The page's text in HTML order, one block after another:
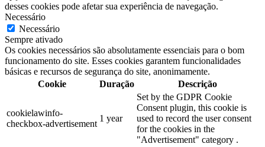
desses cookies pode afetar sua experiência de navegação.
Necessário
Necessário
Sempre ativado
Os cookies necessários são absolutamente essenciais para o bom
funcionamento do site. Esses cookies garantem funcionalidades
básicas e recursos de segurança do site, anonimamente.
Cookie
Duração Descrição
cookielawinfo-
checkbox-advertisement
1 year
Set by the GDPR Cookie
Consent plugin, this cookie is
used to record the user consent
for the cookies in the
"Advertisement" category .